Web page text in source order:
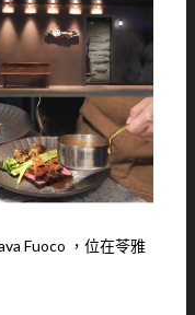
Fuoco ，位在苓雅